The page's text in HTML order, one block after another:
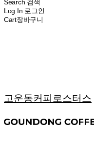
Search 검색
Log In 로그인
Cart장바구니
고운동커피로스터스